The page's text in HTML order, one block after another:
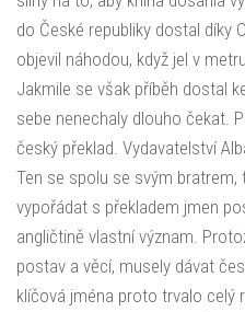
do České republiky dostal díky
objevil náhodou, když jel v
Jakmile se však příběh dostal
sebe nenechaly dlouho čekat.
český překlad. Vydavatelství
Ten se spolu se svým bratrem,
vypořádat s překladem jmen
angličtině vlastní význam.
postav a věcí, musely dávat
klíčová jména proto trvalo celý